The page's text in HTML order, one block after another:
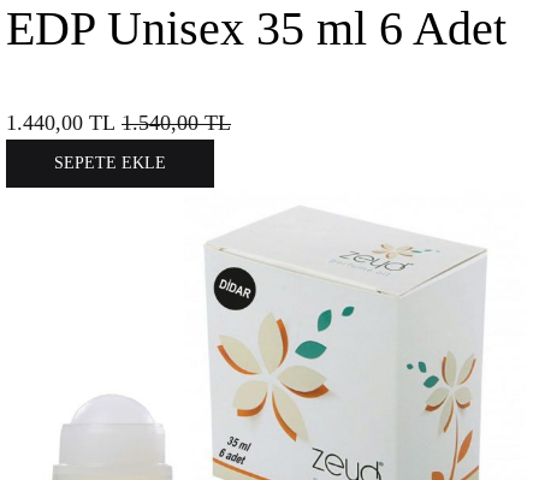
EDP Unisex 35 ml 6 Adet
1.440,00 TL 1.540,00TL
SEPETE EKLE